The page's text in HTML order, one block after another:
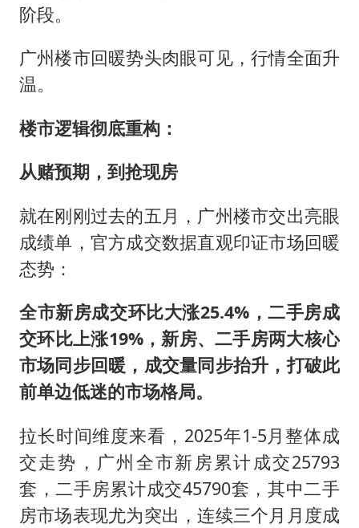
阶段。
广州楼市回暖势头肉眼可见，行情全面升
温。
楼市逻辑彻底重构：
从赌预期，到抢现房
就在刚刚过去的五月，广州楼市交出亮眼
成绩单，官方成交数据直观印证市场回暖
态势：
全市新房成交环比大涨25.4%，二手房成
交环比上涨19%，新房、二手房两大核心
市场同步回暖，成交量同步抬升，打破此
前单边低迷的市场格局。
拉长时间维度来看，2025年1-5月整体成
交走势，广州全市新房累计成交25793
套，二手房累计成交45790套，其中二手
房市场表现尤为突出，连续三个月月度成